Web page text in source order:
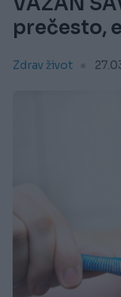
prečesto,
Zdrav život